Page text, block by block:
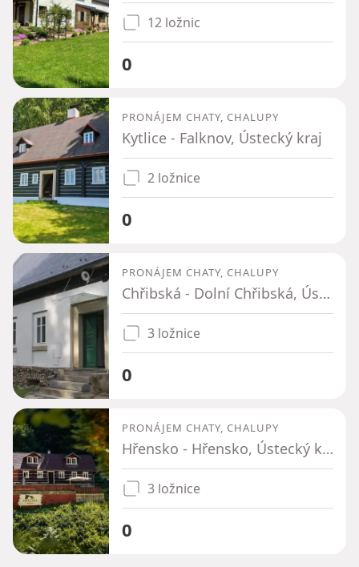
12 ložnic
0
PRONÁJEM CHATY, CHALUPY
Kytlice - Falknov, Ústecký kraj
2 ložnice
0
PRONÁJEM CHATY, CHALUPY
Chřibská - Dolní Chřibská, Ústecký kraj
3 ložnice
0
PRONÁJEM CHATY, CHALUPY
Hřensko - Hřensko, Ústecký kraj
3 ložnice
0